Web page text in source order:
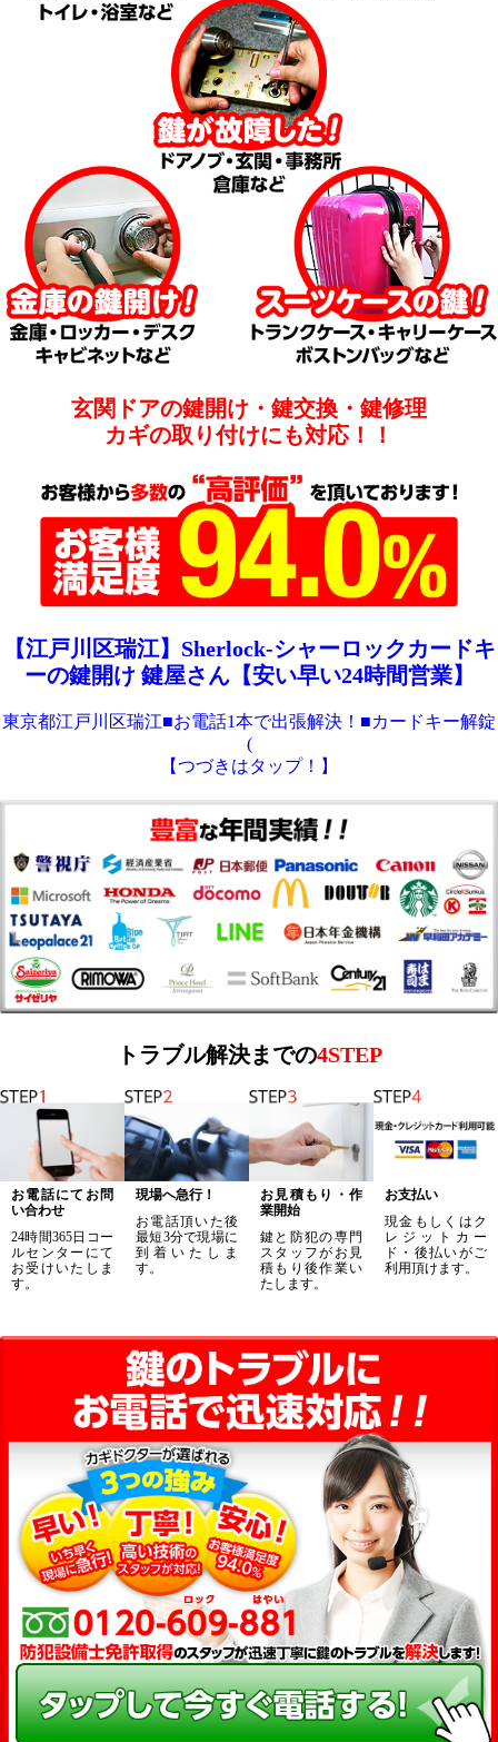
玄関ドアの鍵開け・鍵交換・鍵修理
カギの取り付けにも対応！！
【江戸川区瑞江】Sherlock-シャーロックカードキ
ーの鍵開け 鍵屋さん【安い早い24時間営業】
東京都江戸川区瑞江■お電話1本で出張解決！■カードキー解錠
(
【つづきはタップ！】
トラブル解決までの4STEP
お電話にてお問
い合わせ
24時間365日コー
ルセンターにて
お受けいたしま
す。
現場へ急行！
お電話頂いた後
最短3分で現場に
到着いたしま
す。
お見積もり・作
業開始
鍵と防犯の専門
スタッフがお見
積もり後作業い
たします。
お支払い
現金もしくはク
レジットカー
ド・後払いがご
利用頂けます。